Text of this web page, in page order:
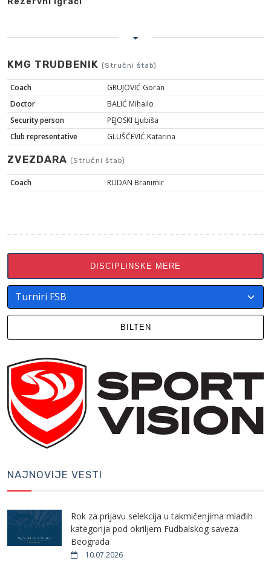
KMG TRUDBENIK (Stručni štab)
Coach
GRUJOVIĆ Goran
Doctor
BALIĆ Mihailo
Security person
PEJOSKI Ljubiša
Club representative
GLUŠČEVIĆ Katarina
ZVEZDARA (Stručni štab)
Coach RUDAN Branimir
DISCIPLINSKE MERE
BILTEN
NAJNOVIJE VESTI
Rok za prijavu selekcija u takmičenjima mlađih
kategorija pod okriljem Fudbalskog saveza
Beograda
10.07.2026